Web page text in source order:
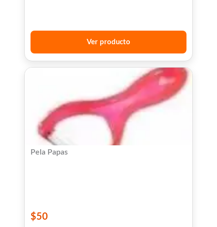
Ver producto
Pela Papas
$50